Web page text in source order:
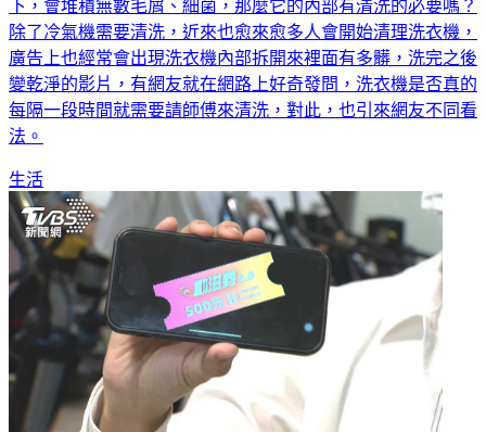
下，會堆積無數毛屑、細菌，那麼它的內部有清洗的必要嗎？
除了冷氣機需要清洗，近來也愈來愈多人會開始清理洗衣機，
廣告上也經常會出現洗衣機內部拆開來裡面有多髒，洗完之後
變乾淨的影片，有網友就在網路上好奇發問，洗衣機是否真的
每隔一段時間就需要請師傅來清洗，對此，也引來網友不同看
法。
生活